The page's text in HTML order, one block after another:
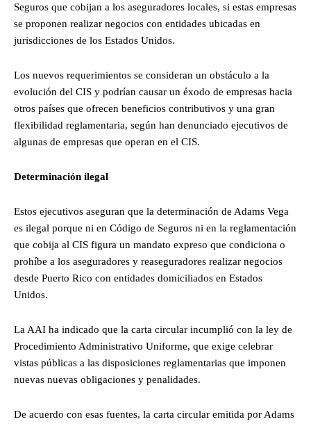
Seguros que cobijan a los aseguradores locales, si estas empresas
se proponen realizar negocios con entidades ubicadas en
jurisdicciones de los Estados Unidos.
Los nuevos requerimientos se consideran un obstáculo a la
evolución del CIS y podrían causar un éxodo de empresas hacia
otros países que ofrecen beneficios contributivos y una gran
flexibilidad reglamentaria, según han denunciado ejecutivos de
algunas de empresas que operan en el CIS.
Determinación ilegal
Estos ejecutivos aseguran que la determinación de Adams Vega
es ilegal porque ni en Código de Seguros ni en la reglamentación
que cobija al CIS figura un mandato expreso que condiciona o
prohíbe a los aseguradores y reaseguradores realizar negocios
desde Puerto Rico con entidades domiciliados en Estados
Unidos.
La AAI ha indicado que la carta circular incumplió con la ley de
Procedimiento Administrativo Uniforme, que exige celebrar
vistas públicas a las disposiciones reglamentarias que imponen
nuevas nuevas obligaciones y penalidades.
De acuerdo con esas fuentes, la carta circular emitida por Adams